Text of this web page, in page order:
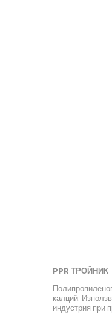
PPR
калций.
индустрия при